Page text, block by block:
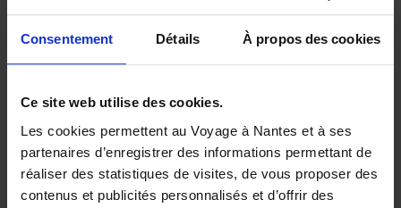
Consentement Détails À propos des cookies
Ce site web utilise des cookies.
Les cookies permettent au Voyage à Nantes et à ses
partenaires d’enregistrer des informations permettant de
réaliser des statistiques de visites, de vous proposer des
contenus et publicités personnalisés et d’offrir des
Informations pratiques :
Midi :L
Accès à la salle et aux toilettes pour les personnes à
mobilité réduite.
(source : établissement)